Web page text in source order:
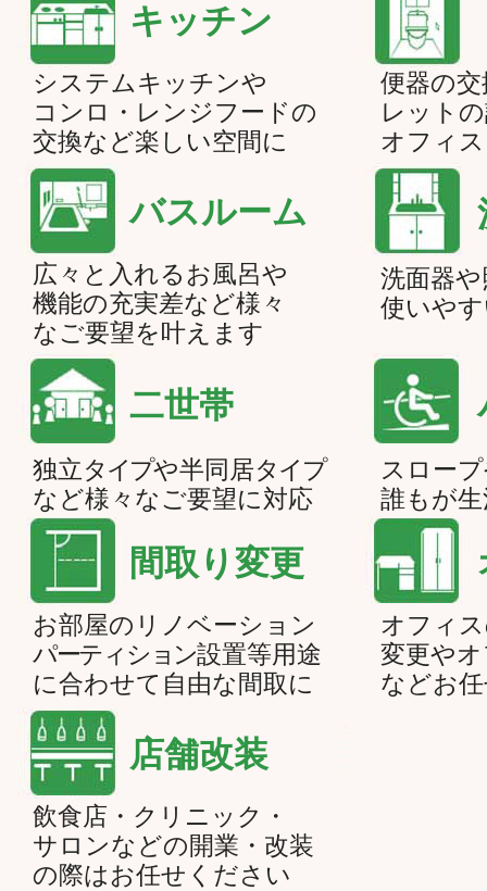
キッチン
システムキッチンや
コンロ・レンジフードの
交換など楽しい空間に
便器の
レット
オフィ
バスルーム
広々と入れるお風呂や
機能の充実差など様々
なご要望を叶えます
洗面器
使いや
二世帯
独立タイプや半同居タイプ
など様々なご要望に対応
スロー
誰もが
間取り変更
お部屋のリノベーション
パーティション設置等用途
に合わせて自由な間取に
オフィ
変更や
などお
店舗改装
飲食店・クリニック・
サロンなどの開業・改装
の際はお任せください